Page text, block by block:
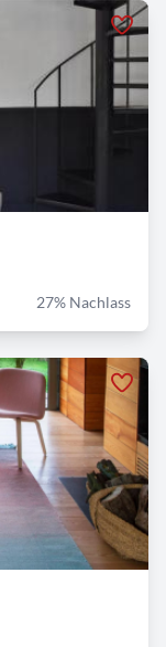
27% Nachlass